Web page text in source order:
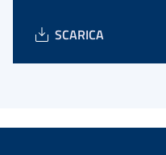
SCARICA